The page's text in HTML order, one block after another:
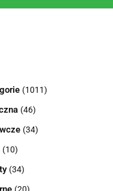
(1011)
(46)
(34)
(10)
(34)